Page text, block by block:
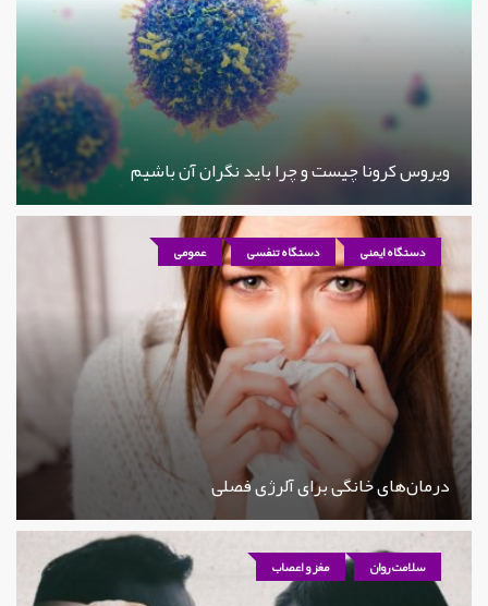
ویروس کرونا چیست و چرا باید نگران آن باشیم
دستگاه ایمنی دستگاه تنفسی عمومی
درمان‌های خانگی برای آلرژی فصلی
سلامت روان مغز و اعصاب